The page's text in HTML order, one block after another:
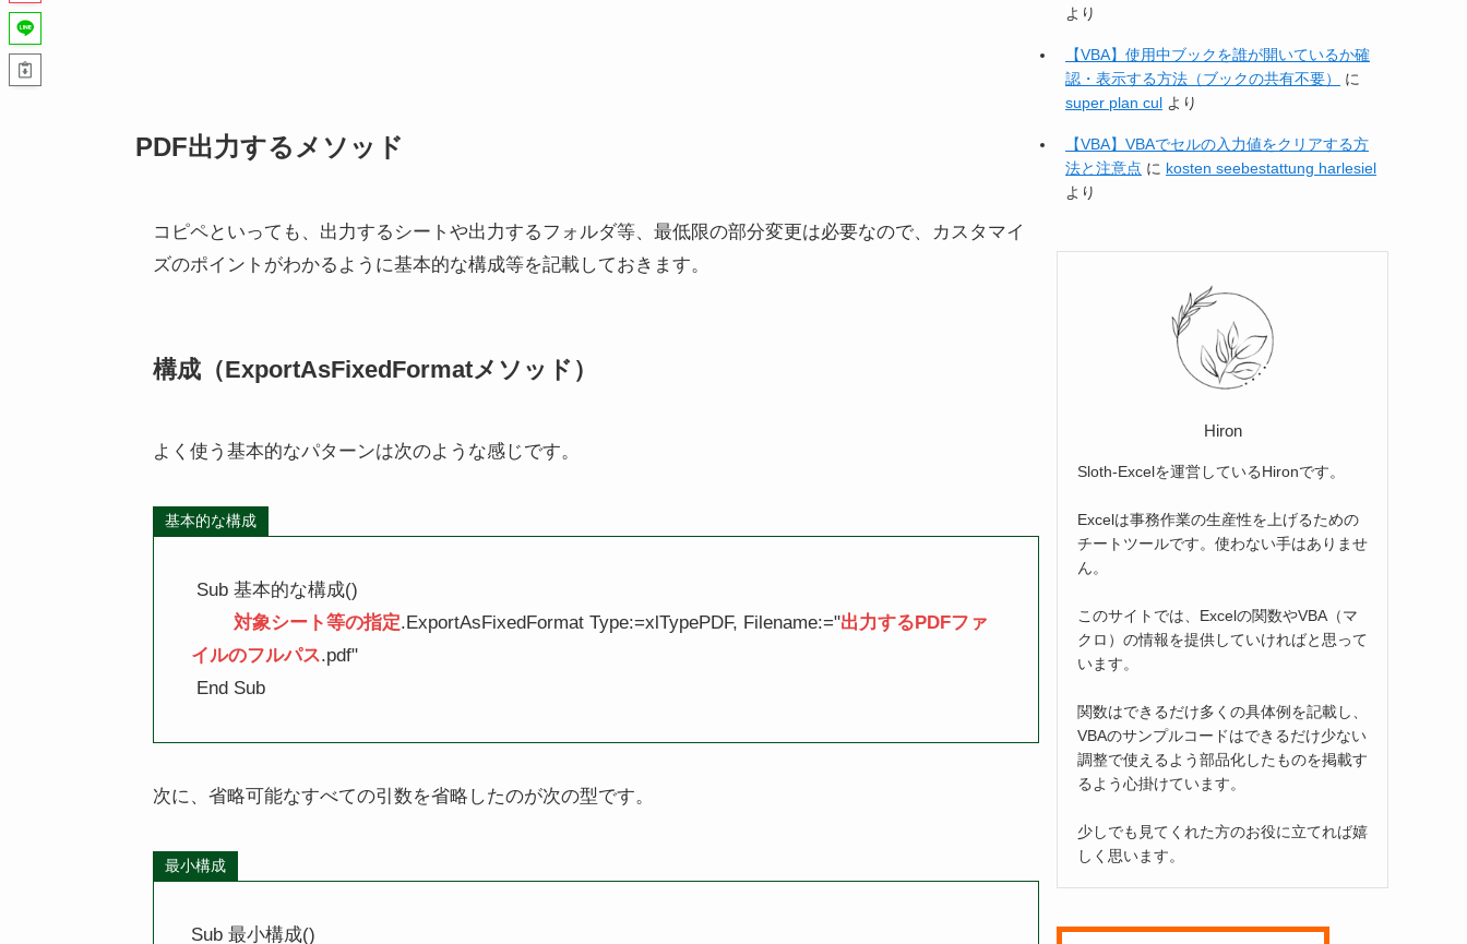
PDF出力するメソッド
コピペといっても、出力するシートや出力するフォルダ等、最低限の部分変更は必要なので、カスタマイ
ズのポイントがわかるように基本的な構成等を記載しておきます。
構成（ExportAsFixedFormatメソッド）
よく使う基本的なパターンは次のような感じです。
基本的な構成
対象シート等の指定.ExportAsFixedFormat Type:=xlTypePDF, Filename:="出力するPDFファ
イルのフルパス.pdf"
End Sub
次に、省略可能なすべての引数を省略したのが次の型です。
最小構成
Sub 最小構成()
より
【VBA】使用中ブックを誰が開いているか確
認・表示する方法（ブックの共有不要）
に
super plan cul より
【VBA】VBAでセルの入力値をクリアする方
法と注意点 に kosten seebestattung harlesiel
より
Hiron
Sloth-Excelを運営しているHironです。
Excelは事務作業の生産性を上げるための
チートツールです。使わない手はありませ
ん。
このサイトでは、Excelの関数やVBA（マ
クロ）の情報を提供していければと思って
います。
関数はできるだけ多くの具体例を記載し、
VBAのサンプルコードはできるだけ少ない
調整で使えるよう部品化したものを掲載す
るよう心掛けています。
少しでも見てくれた方のお役に立てれば嬉
しく思います。